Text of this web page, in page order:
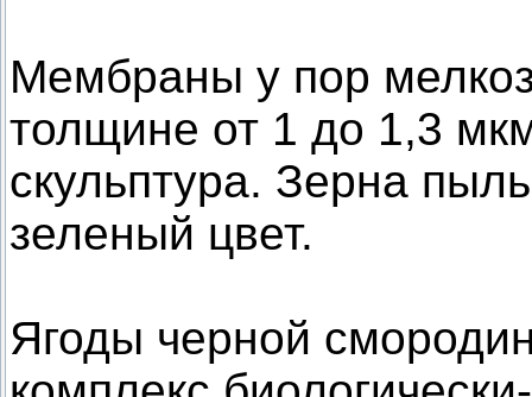
Мембраны у пор
толщине от 1 до 1,3
скульптура. Зерна
зеленый цвет.
Ягоды черной